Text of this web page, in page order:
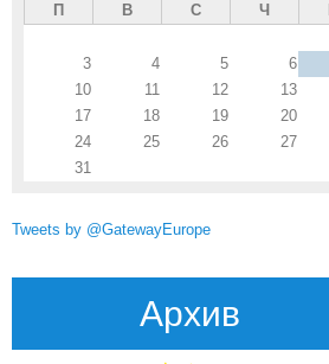
П В С Ч
3
4 5 6
10
11 12 13
17
18 19 20
24
25 26 27
31
Tweets by @GatewayEurope
Архив